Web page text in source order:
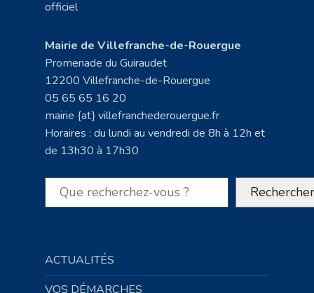
Mairie de Villefranche-de-Rouergue
Promenade du Guiraudet
12200 Villefranche-de-Rouergue
05 65 65 16 20
mairie {at} villefranchederouergue.fr
Horaires : du lundi au vendredi de 8h à 12h et
de 13h30 à 17h30
Rechercher Rechercher
ACTUALITÉS
VOS DÉMARCHES